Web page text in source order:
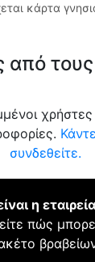
κάρτα
από
συνδεθείτε.
η
πώς